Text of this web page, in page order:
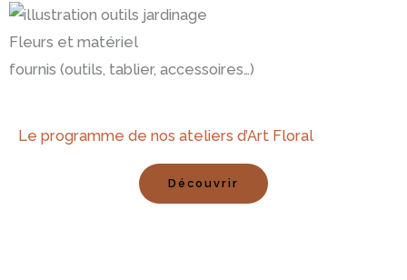
Fleurs et matériel
fournis (outils, tablier, accessoires…)
Le programme de nos ateliers d’Art Floral
Découvrir